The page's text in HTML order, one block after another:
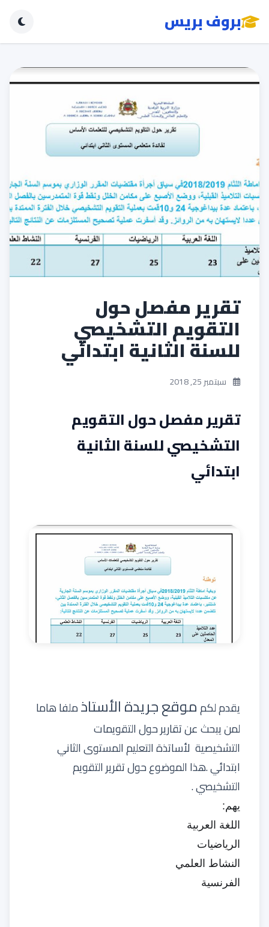
بروف بريس
تقرير مفصل حول
التقويم التشخيصي
للسنة الثانية ابتدائي
سبتمبر 25, 2018
تقرير مفصل حول التقويم
التشخيصي للسنة الثانية
ابتدائي
يقدم لكمموقع جريدة الأستاذملفا هاما
لمن يبحث عن تقارير حول التقويمات
التشخيصية لأساتذةالتعليم المستوى الثاني
ابتدائي.هذا الموضوع حول تقرير التقويم
التشخيصي.
يهم:
اللغة العربية
الرياضيات
النشاط العلمي
الفرنسية